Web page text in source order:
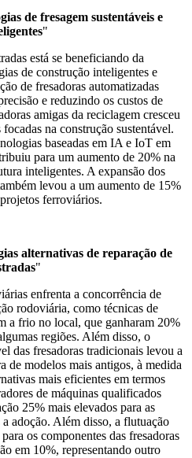
de fresagem sustentáveis ​​e
"
está se beneficiando da
de construção inteligentes e
de fresadoras automatizadas
e reduzindo os custos de
amigas da reciclagem cresceu
na construção sustentável.
baseadas em IA e IoT em
para um aumento de 20% na
inteligentes. A expansão dos
levou a um aumento de 15%
ferroviários.
alternativas de reparação de
"
enfrenta a concorrência de
rodoviária, como técnicas de
a frio no local, que ganharam 20%
regiões. Além disso, o
das fresadoras tradicionais levou a
de modelos mais antigos, à medida
mais eficientes em termos
de máquinas qualificados
25% mais elevados para as
adoção. Além disso, a flutuação
os componentes das fresadoras
em 10%, representando outro